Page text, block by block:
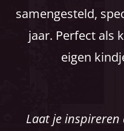
samengesteld,
jaar. Perfect als
eigen
Laat je inspireren